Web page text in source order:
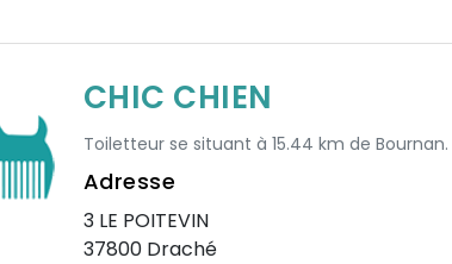
CHIC CHIEN
Toiletteur se situant à 15.44 km de Bournan.
Adresse
3 LE POITEVIN
37800 Draché